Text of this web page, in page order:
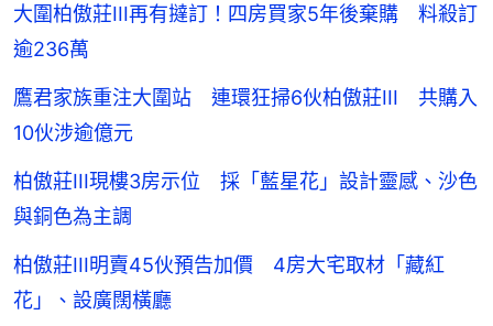
大圍柏傲莊III再有撻訂！四房買家5年後棄購 料殺訂
逾236萬
鷹君家族重注大圍站 連環狂掃6伙柏傲莊III 共購入
10伙涉逾億元
柏傲莊III現樓3房示位 採「藍星花」設計靈感、沙色
與銅色為主調
柏傲莊III明賣45伙預告加價 4房大宅取材「藏紅
花」、設廣闊橫廳